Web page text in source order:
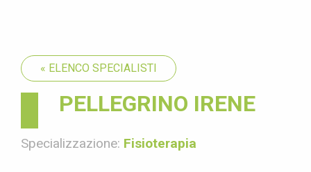
« ELENCO SPECIALISTI
PELLEGRINO IRENE
Specializzazione: Fisioterapia